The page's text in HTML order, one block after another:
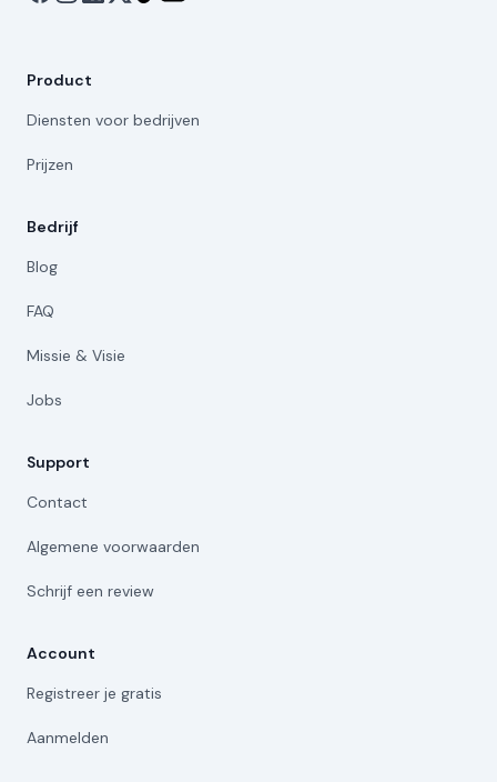
Product
Diensten voor bedrijven
Prijzen
Bedrijf
Blog
FAQ
Missie & Visie
Jobs
Support
Contact
Algemene voorwaarden
Schrijf een review
Account
Registreer je gratis
Aanmelden